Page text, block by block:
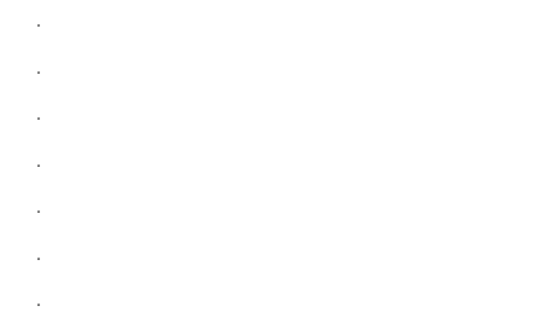
.
.
.
.
.
.
.